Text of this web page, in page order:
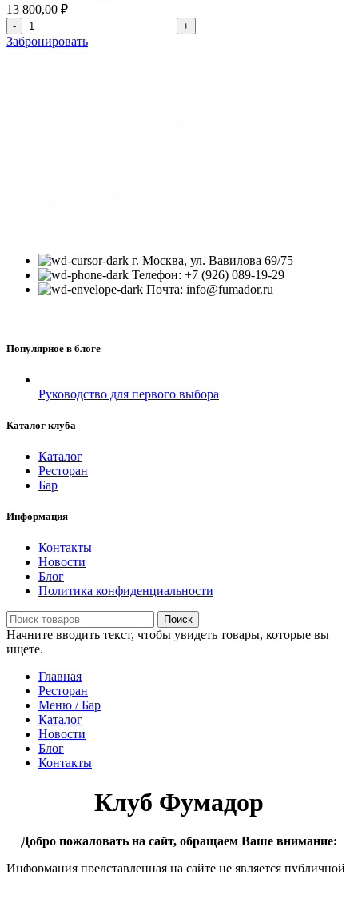
13 800,00 ₽
Забронировать
г. Москва, ул. Вавилова 69/75
Телефон: +7 (926) 089-19-29
Почта: info@fumador.ru
Популярное в блоге
Руководство для первого выбора
Каталог клуба
Каталог
Ресторан
Бар
Информация
Контакты
Новости
Блог
Политика конфиденциальности
Поиск
Начните вводить текст, чтобы увидеть товары, которые вы
ищете.
Главная
Ресторан
Меню / Бар
Каталог
Новости
Блог
Контакты
Клуб Фумадор
Добро пожаловать на сайт, обращаем Ваше внимание:
Информация представленная на сайте не является публичной